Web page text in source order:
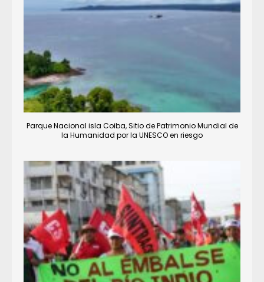
Parque Nacional isla Coiba, Sitio de Patrimonio Mundial de
la Humanidad por la UNESCO en riesgo